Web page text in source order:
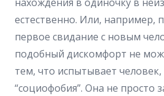
естественно. Или, например,
первое свидание с новым
подобный дискомфорт не
тем, что испытывает человек,
“социофобия”. Она не просто